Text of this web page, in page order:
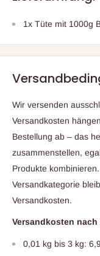
1x Tüte mit 1000g
Wir versenden
Versandkosten
Bestellung ab – das
zusammenstellen,
Produkte
Versandkategorie
Versandkosten.
Versandkosten nach
0,01 kg bis 3 kg: